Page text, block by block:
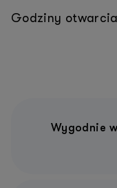
Godziny otwarcia
Wygodnie